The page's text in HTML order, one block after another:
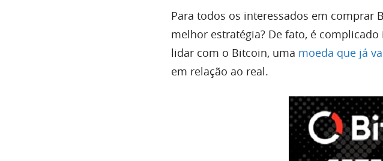
Para todos os interessados em comprar
melhor estratégia? De fato, é
lidar com o Bitcoin, uma moeda que já
em relação ao real.